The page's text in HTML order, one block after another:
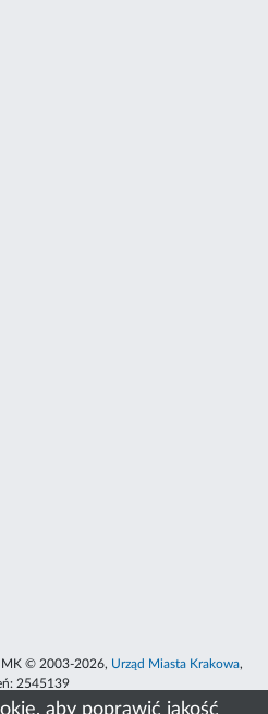
aby poprawić jakość
MK © 2003-2026, Urząd Miasta Krakowa,
2545139